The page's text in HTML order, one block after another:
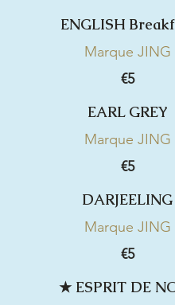
ENGLISH
Marque JING
€5
EARL GREY
Marque JING
€5
DARJEELING
Marque JING
€5
★ ESPRIT DE